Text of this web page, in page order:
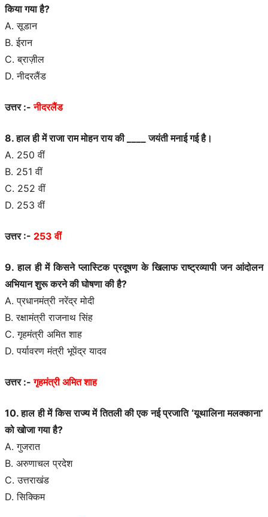
किया गया है?
A. सूडान
B. ईरान
C. ब्राज़ील
D. नीदरलैंड
उत्तर :-नीदरलैंड
8. हाल ही में राजा राम मोहन राय की ____ जयंती मनाई गई है।
A. 250 वीं
B. 251 वीं
C. 252 वीं
D. 253 वीं
उत्तर :- 253 वीं
9. हाल ही में किसने प्लास्टिक प्रदूषण के खिलाफ राष्ट्रव्यापी जन आंदोलन
अभियान शुरू करने की घोषणा की है?
A. प्रधानमंत्री नरेंद्र मोदी
B. रक्षामंत्री राजनाथ सिंह
C. गृहमंत्री अमित शाह
D. पर्यावरण मंत्री भूपेंद्र यादव
उत्तर :-गृहमंत्री अमित शाह
10. हाल ही में किस राज्य में तितली की एक नई प्रजाति ‘यूथालिना मलक्काना’
को खोजा गया है?
A. गुजरात
B. अरुणाचल प्रदेश
C. उत्तराखंड
D. सिक्किम